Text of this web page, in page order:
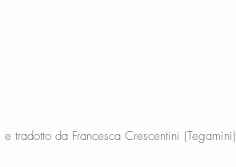
tradotto da Francesca Crescentini (Tegamini)